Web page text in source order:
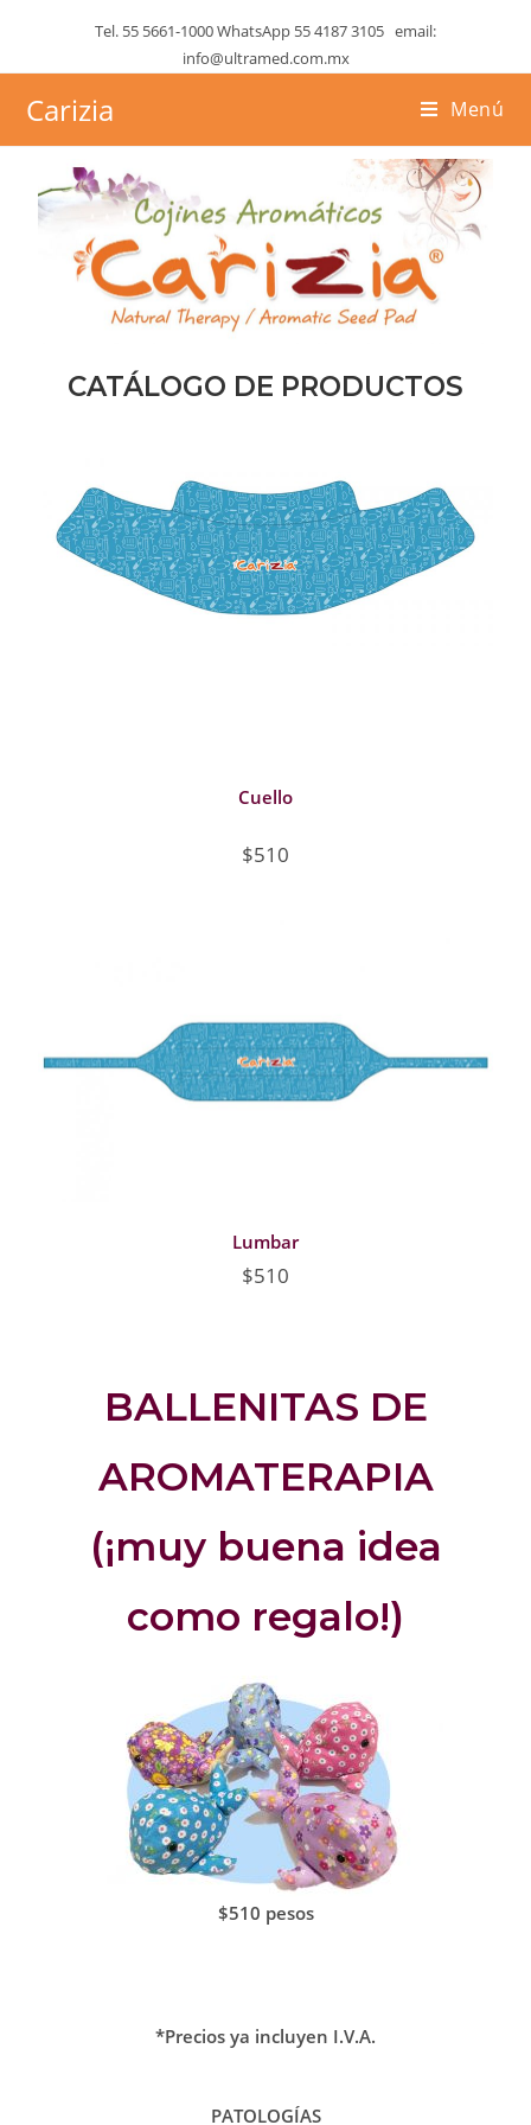
Tel. 55 5661-1000 WhatsApp 55 4187 3105 email:
info@ultramed.com.mx
Carizia Menú
CATÁLOGO DE PRODUCTOS
Cuello
$510
Lumbar
$510
BALLENITAS DE
AROMATERAPIA
(¡muy buena idea
como regalo!)
$510 pesos
*Precios ya incluyen I.V.A.
PATOLOGÍAS